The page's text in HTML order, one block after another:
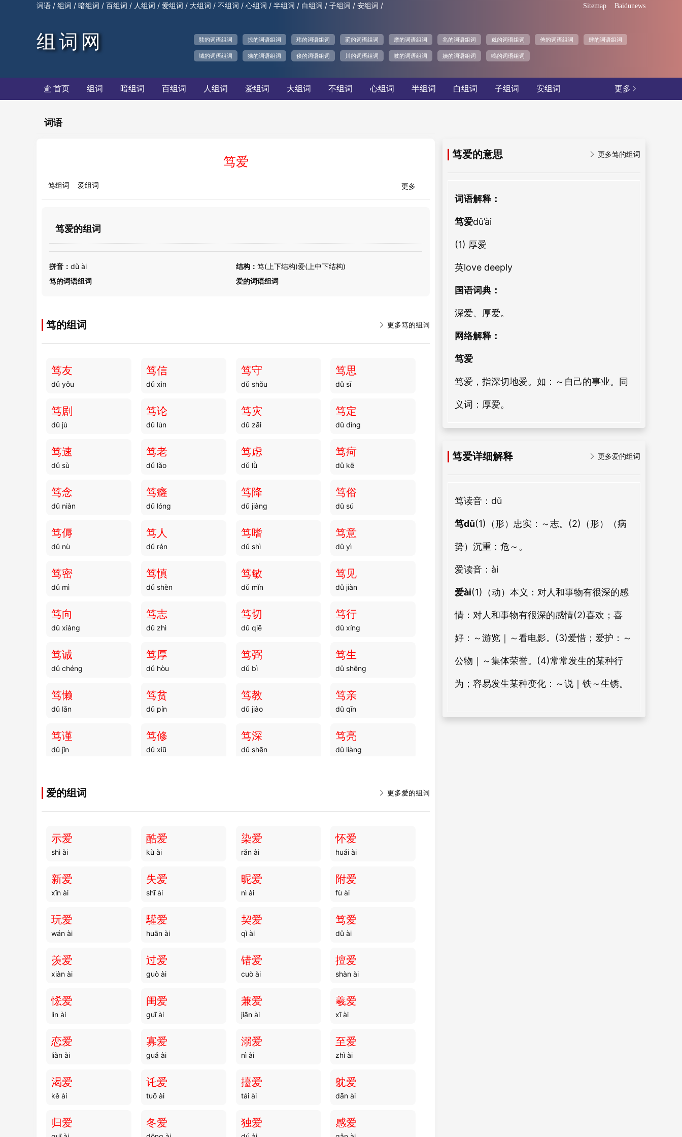
词语 / 组词 / 暗组词 / 百组词 / 人组词 / 爱组词 / 大组词 / 不组词 / 心组词 / 半组词 / 白组词 / 子组词 / 安组词 / Sitemap Baidunews
组词网 騞的词语组词 掠的词语组词 玮的词语组词 罽的词语组词 摩的词语组词 兆的词语组词 岚的词语组词 侉的词语组词 肆的词语组词
域的词语组词 獭的词语组词 俟的词语组词 川的词语组词 吱的词语组词 姨的词语组词 鳴的词语组词
更多 
 首页 组词 暗组词 百组词 人组词 爱组词 大组词 不组词 心组词 半组词 白组词 子组词 安组词
词语
笃爱
更多
笃组词 爱组词
笃爱的组词
拼音： dǔ ài 结构： 笃(上下结构)爱(上中下结构)
笃的词语组词 爱的词语组词
 更多笃的组词
笃的组词
笃友
dǔ yǒu
笃信
dǔ xìn
笃守
dǔ shǒu
笃思
dǔ sī
笃剧
dǔ jù
笃论
dǔ lùn
笃灾
dǔ zāi
笃定
dǔ dìng
笃速
dǔ sù
笃老
dǔ lǎo
笃虑
dǔ lǜ
笃疴
dǔ kē
笃念
dǔ niàn
笃癃
dǔ lóng
笃降
dǔ jiàng
笃俗
dǔ sú
笃傉
dǔ nù
笃人
dǔ rén
笃嗜
dǔ shì
笃意
dǔ yì
笃密
dǔ mì
笃慎
dǔ shèn
笃敏
dǔ mǐn
笃见
dǔ jiàn
笃向
dǔ xiàng
笃志
dǔ zhì
笃切
dǔ qiē
笃行
dǔ xíng
笃诚
dǔ chéng
笃厚
dǔ hòu
笃弼
dǔ bì
笃生
dǔ shēng
笃懒
dǔ lǎn
笃贫
dǔ pín
笃教
dǔ jiào
笃亲
dǔ qīn
笃谨
dǔ jǐn
笃修
dǔ xiū
笃深
dǔ shēn
笃亮
dǔ liàng
dǔ àn
笃备 笃古 笃诲 笃挚
笃仁 笃类 笃爱 笃专
笃励 笃至 笃隘 笃痾
笃孝 笃磨 笃疾 笃睦
笃棐 笃重 笃尚 笃学
笃烈 笃患 笃性 笃顽
笃敬 笃雅 笃实 笃好
 更多爱的组词
爱的组词
示爱
shì ài
酷爱
kù ài
染爱
rǎn ài
怀爱
huái ài
新爱
xīn ài
失爱
shī ài
昵爱
nì ài
附爱
fù ài
玩爱
wán ài
驩爱
huān ài
契爱
qì ài
笃爱
dǔ ài
羡爱
xiàn ài
过爱
guò ài
错爱
cuò ài
擅爱
shàn ài
恡爱
lìn ài
闺爱
guī ài
兼爱
jiān ài
羲爱
xī ài
恋爱
liàn ài
寡爱
guǎ ài
溺爱
nì ài
至爱
zhì ài
渴爱
kě ài
讬爱
tuō ài
擡爱
tái ài
躭爱
dān ài
归爱 冬爱 独爱 感爱
 更多笃的组词
笃爱的意思
词语解释：
笃爱dǔ’ài
(1) 厚爱
英love deeply
国语词典：
深爱、厚爱。
网络解释：
笃爱
笃爱，指深切地爱。如：～自己的事业。同
义词：厚爱。
 更多爱的组词
笃爱详细解释
笃读音：dǔ
笃dǔ(1)（形）忠实： ～志。 (2)（形）（病
势）沉重： 危～。
爱读音：ài
爱ài(1)（动）本义：对人和事物有很深的感
情：对人和事物有很深的感情(2)喜欢；喜
好：～游览｜～看电影。(3)爱惜；爱护：～
公物｜～集体荣誉。(4)常常发生的某种行
为；容易发生某种变化：～说｜铁～生锈。